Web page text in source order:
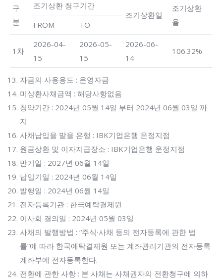
구
분
조기상환 청구기간
조기상환일
조기상환
율
FROM TO
1차
2026-04-
15
2026-05-
15
2026-06-
14
106.32%
자금의 사용용도 : 운영자금
미상환사채금액 : 해당사항없음
청약기간 : 2024년 05월 14일 부터 2024년 06월 03일 까
지
사채납입을 맡을 은행 : IBK기업은행 운정지점
원금상환 및 이자지급장소 : IBK기업은행 운정지점
만기일 : 2027년 06월 14일
납입기일 : 2024년 06월 14일
발행일 : 2024년 06월 14일
전자등록기관 : 한국예탁결제원
이사회 결의일 : 2024년 05월 03일
사채의 발행방법 : “주식∙사채 등의 전자등록에 관한 법
률”에 따라 한국예탁결제원 또는 계좌관리기관의 전자등록
계좌부에 전자등록한다.
전환에 관한 사항 : 본 사채는 사채권자의 전환청구에 의하